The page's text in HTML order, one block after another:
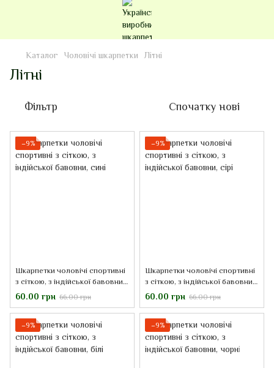
Каталог Чоловічі шкарпетки Літні
Літні
Фільтр Спочатку нові
−9%
Шкарпетки чоловічі спортивні
з сіткою, з індійської бавовни,
сині
60.00 грн 66.00 грн
−9%
Шкарпетки чоловічі спортивні
з сіткою, з індійської бавовни,
сірі
60.00 грн 66.00 грн
−9% −9%